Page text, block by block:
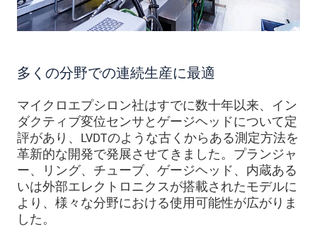
多くの分野での連続生産に最適
マイクロエプシロン社はすでに数十年以来、イン
ダクティブ変位センサとゲージヘッドについて定
評があり、LVDTのような古くからある測定方法を
革新的な開発で発展させてきました。プランジャ
ー、リング、チューブ、ゲージヘッド、内蔵ある
いは外部エレクトロニクスが搭載されたモデルに
より、様々な分野における使用可能性が広がりま
した。